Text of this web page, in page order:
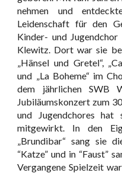
nehmen und
Leidenschaft für den
Kinder- und
Klewitz. Dort war sie
„Hänsel und Gretel“,
und „La Boheme“ im
dem jährlichen SWB
Jubiläumskonzert zum
und Jugendchores
mitgewirkt. In den
„Brundibar“ sang sie
“Katze” und in “Faust”
Vergangene Spielzeit